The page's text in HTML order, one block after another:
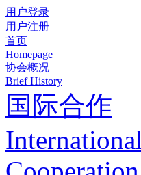
用户登录
用户注册
首页
Homepage
协会概况
Brief History
国际合作
International